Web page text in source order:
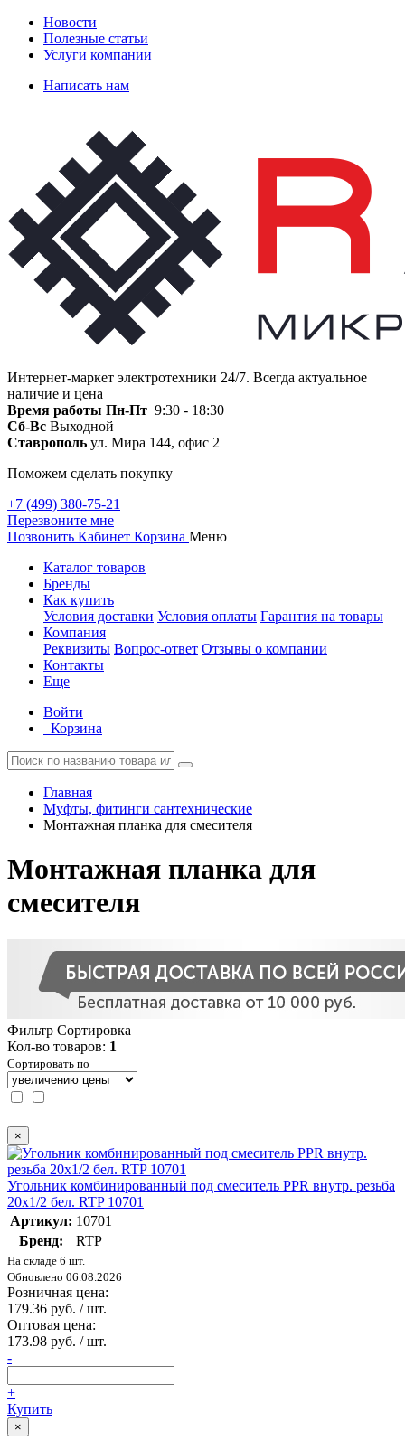
Новости
Полезные статьи
Услуги компании
Написать нам
Интернет-маркет электротехники 24/7. Всегда актуальное
наличие и цена
Время работы Пн-Пт 9:30 - 18:30
Сб-Вс Выходной
Ставрополь ул. Мира 144, офис 2
Поможем сделать покупку
+7 (499) 380-75-21
Перезвоните мне
Позвонить Кабинет Корзина Меню
Каталог товаров
Бренды
Как купить
Условия доставки Условия оплаты Гарантия на товары
Компания
Реквизиты Вопрос-ответ Отзывы о компании
Контакты
Еще
Войти
Корзина
Главная
Муфты, фитинги сантехнические
Монтажная планка для смесителя
Монтажная планка для
смесителя
Фильтр Сортировка
Кол-во товаров: 1
Сортировать по
×
Угольник комбинированный под смеситель PPR внутр. резьба
20х1/2 бел. RTP 10701
Артикул: 10701
Бренд:
RTP
На складе 6 шт.
Обновлено 06.08.2026
Розничная цена:
179.36 руб. / шт.
Оптовая цена:
173.98 руб. / шт.
-
+
Купить
×